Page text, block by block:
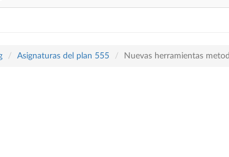
Asignaturas del plan 555 Nuevas herramientas